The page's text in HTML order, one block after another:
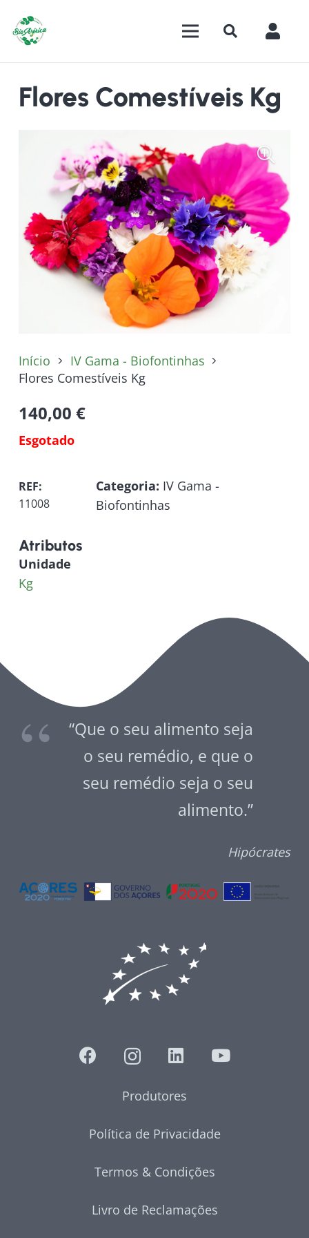
Flores Comestíveis Kg
Início
IV Gama - Biofontinhas
Flores Comestíveis Kg
140,00 €
Esgotado
REF:
11008
Categoria: IV Gama -
Biofontinhas
Atributos
Unidade
Kg
“Que o seu alimento seja
o seu remédio, e que o
seu remédio seja o seu
alimento.”
Hipócrates
Produtores
Política de Privacidade
Termos & Condições
Livro de Reclamações